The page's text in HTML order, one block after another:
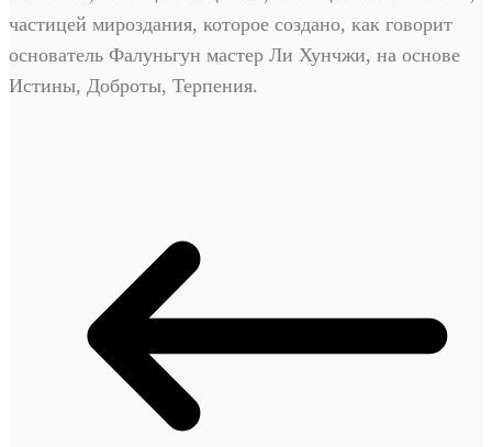
частицей мироздания, которое создано, как говорит
основатель Фалуньгун мастер Ли Хунчжи, на основе
Истины, Доброты, Терпения.